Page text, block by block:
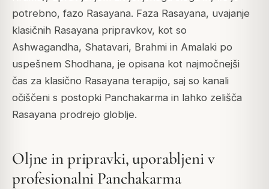
potrebno, fazo Rasayana. Faza Rasayana, uvajanje
klasičnih Rasayana pripravkov, kot so
Ashwagandha, Shatavari, Brahmi in Amalaki po
uspešnem Shodhana, je opisana kot najmočnejši
čas za klasično Rasayana terapijo, saj so kanali
očiščeni s postopki Panchakarma in lahko zelišča
Rasayana prodrejo globlje.
Oljne in pripravki, uporabljeni v
profesionalni Panchakarma